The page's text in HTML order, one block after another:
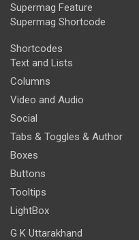
Supermag Feature
Supermag Shortcode
Shortcodes
Text and Lists
Columns
Video and Audio
Social
Tabs & Toggles & Author
Boxes
Buttons
Tooltips
LightBox
G K Uttarakhand